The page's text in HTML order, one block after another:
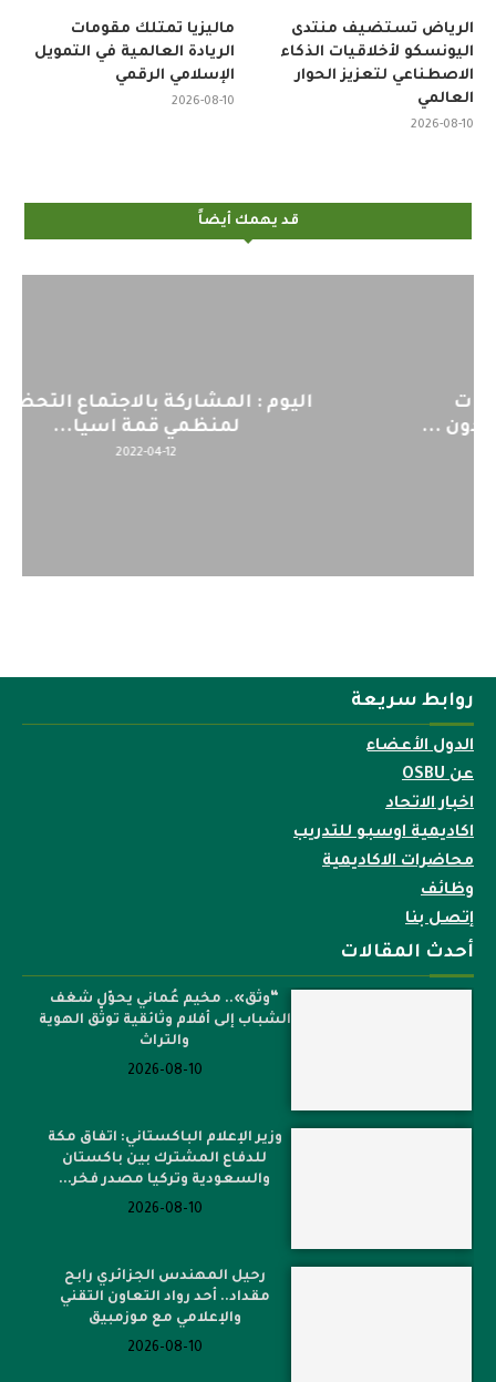
ماليزيا تمتلك مقومات
الريادة العالمية في التمويل
الإسلامي الرقمي
2026-08-10
الرياض تستضيف منتدى
اليونسكو لأخلاقيات الذكاء
الاصطناعي لتعزيز الحوار
العالمي
2026-08-10
قد يهمك أيضاً
اليوم : المشاركة بالاجتماع التحضيري
لمنظمي قمة اسيا...
روابط سريعة
الدول الأعضاء
عن OSBU
اخبار الاتحاد
اكاديمية اوسبو للتدريب
محاضرات الاكاديمية
وظائف
إتصل بنا
أحدث المقالات
“وثّق».. مخيم عُماني يحوّل شغف
الشباب إلى أفلام وثائقية توثّق الهوية
والتراث
2026-08-10
وزير الإعلام الباكستاني: اتفاق مكة
للدفاع المشترك بين باكستان
والسعودية وتركيا مصدر فخر...
2026-08-10
رحيل المهندس الجزائري رابح
مقداد.. أحد رواد التعاون التقني
والإعلامي مع موزمبيق
2026-08-10